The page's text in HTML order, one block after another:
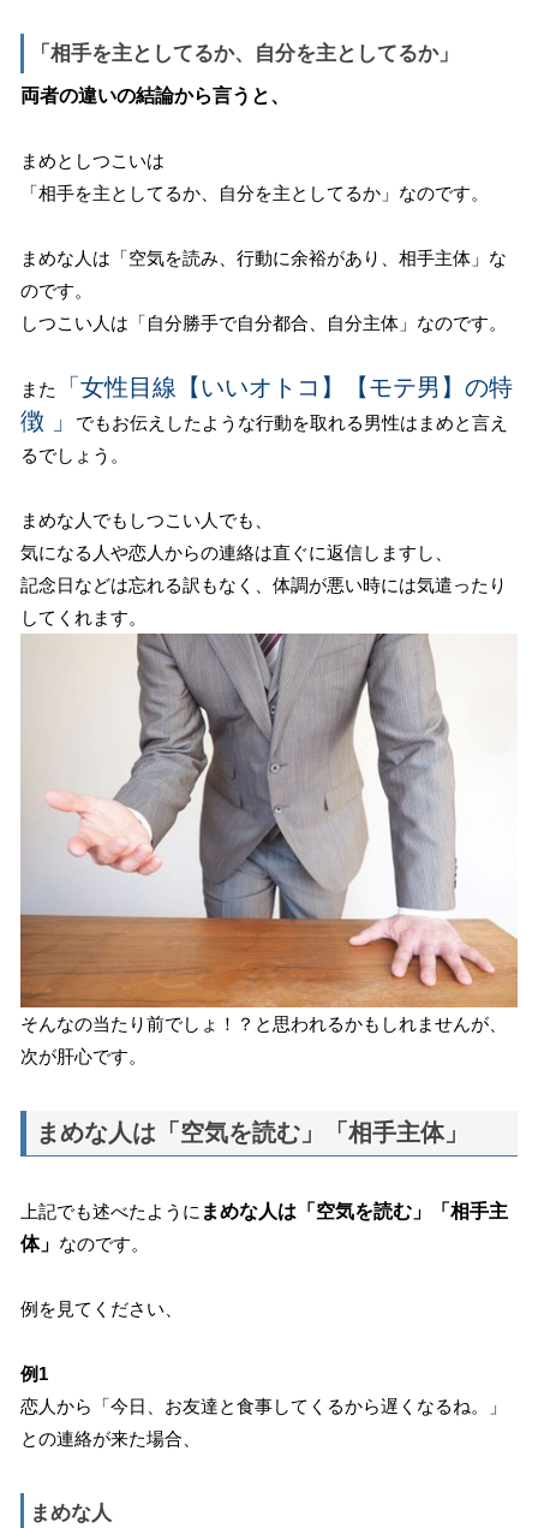
「相手を主としてるか、自分を主としてるか」
両者の違いの結論から言うと、
まめとしつこいは
「相手を主としてるか、自分を主としてるか」なのです。
まめな人は「空気を読み、行動に余裕があり、相手主体」な
のです。
しつこい人は「自分勝手で自分都合、自分主体」なのです。
また
「女性目線【いいオトコ】【モテ男】の特
徴 」
でもお伝えしたような行動を取れる男性はまめと言え
るでしょう。
まめな人でもしつこい人でも、
気になる人や恋人からの連絡は直ぐに返信しますし、
記念日などは忘れる訳もなく、体調が悪い時には気遣ったり
してくれます。
そんなの当たり前でしょ！？と思われるかもしれませんが、
次が肝心です。
まめな人は「空気を読む」「相手主体」
上記でも述べたように まめな人は「空気を読む」「相手主
体」 なのです。
例を見てください、
例1
恋人から「今日、お友達と食事してくるから遅くなるね。」
との連絡が来た場合、
まめな人